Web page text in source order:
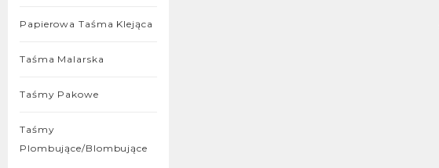
Papierowa Taśma Klejąca
Taśma Malarska
Taśmy Pakowe
Taśmy
Plombujące/blombujące